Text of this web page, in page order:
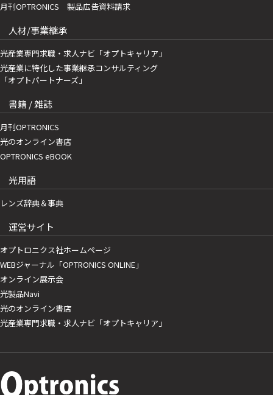
月刊OPTRONICS 製品広告資料請求
人材/事業継承
光産業専門求職・求人ナビ「オプトキャリア」
光産業に特化した事業継承コンサルティング
「オプトパートナーズ」
書籍 / 雑誌
月刊OPTRONICS
光のオンライン書店
OPTRONICS eBOOK
光用語
レンズ辞典＆事典
運営サイト
オプトロニクス社ホームページ
WEBジャーナル「OPTRONICS ONLINE」
オンライン展示会
光製品Navi
光のオンライン書店
光産業専門求職・求人ナビ「オプトキャリア」